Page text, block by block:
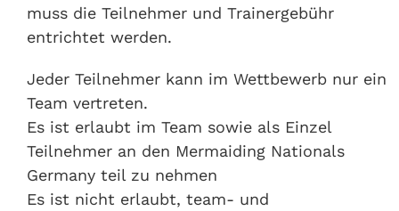
muss die Teilnehmer und Trainergebühr
entrichtet werden.
Jeder Teilnehmer kann im Wettbewerb nur ein
Team vertreten.
Es ist erlaubt im Team sowie als Einzel
Teilnehmer an den Mermaiding Nationals
Germany teil zu nehmen
Es ist nicht erlaubt, team- und